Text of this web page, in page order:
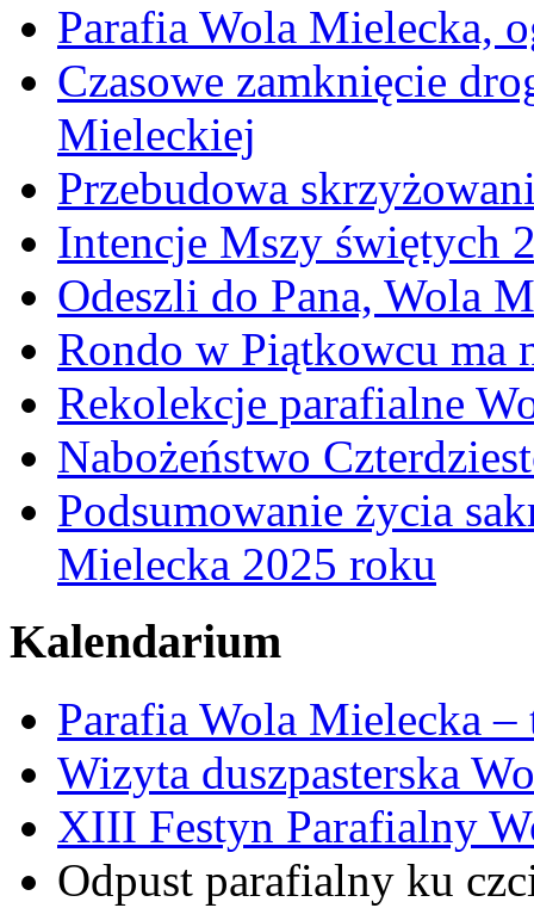
Parafia Wola Mielecka,
Czasowe zamknięcie
Mieleckiej
Przebudowa
Intencje Mszy świętych
Odeszli do Pana, Wola
Rondo w Piątkowcu ma
Rekolekcje parafialne
Nabożeństwo
Podsumowanie życia
Mielecka 2025 roku
Kalendarium
Parafia Wola Mielecka
Wizyta duszpasterska
XIII Festyn Parafialny
Odpust parafialny ku